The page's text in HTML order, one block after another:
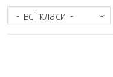
- всі класи -